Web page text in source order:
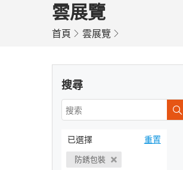
雲展覽
首頁 雲展覽
搜尋
已選擇 重置
防銹包裝